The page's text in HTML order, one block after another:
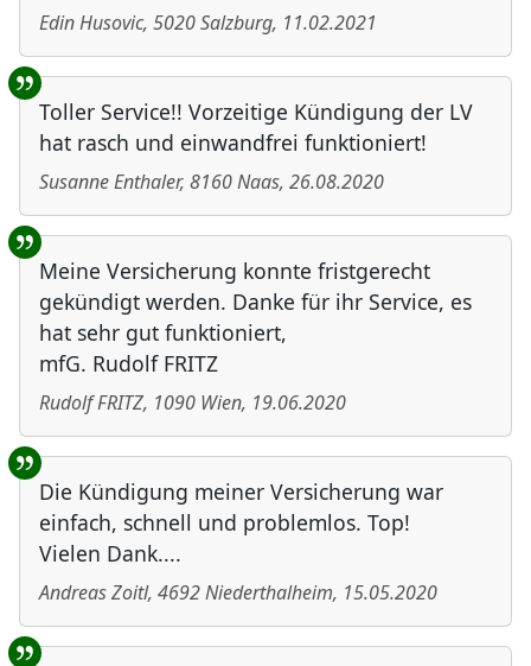
Edin Husovic, 5020Salzburg, 11.02.2021
Toller Service!! Vorzeitige Kündigung der LV
hat rasch und einwandfrei funktioniert!
Susanne Enthaler, 8160Naas, 26.08.2020
Meine Versicherung konnte fristgerecht
gekündigt werden. Danke für ihr Service, es
hat sehr gut funktioniert,
mfG. Rudolf FRITZ
Rudolf FRITZ, 1090 Wien, 19.06.2020
Die Kündigung meiner Versicherung war
einfach, schnell und problemlos. Top!
Vielen Dank....
Andreas Zoitl, 4692Niederthalheim, 15.05.2020